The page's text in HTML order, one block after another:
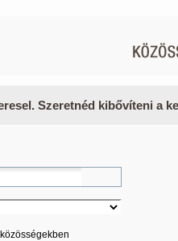
Szeretnéd kibővíteni a